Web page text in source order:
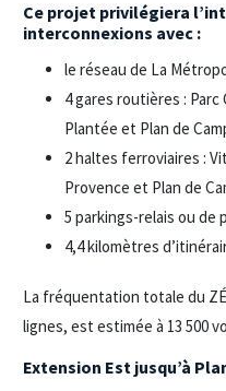
Ce projet privilégiera
interconnexions avec :
le réseau de La
4 gares routières : Parc
Plantée et Plan de
2 haltes ferroviaires :
Provence et Plan de
5 parkings-relais ou de
4,4 kilomètres
La fréquentation totale du
lignes, est estimée à 13 500
Extension Est jusqu’à